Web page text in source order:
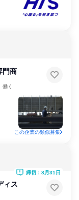
門商
働く
この企業の類似募集
ィス
締切：8月31日